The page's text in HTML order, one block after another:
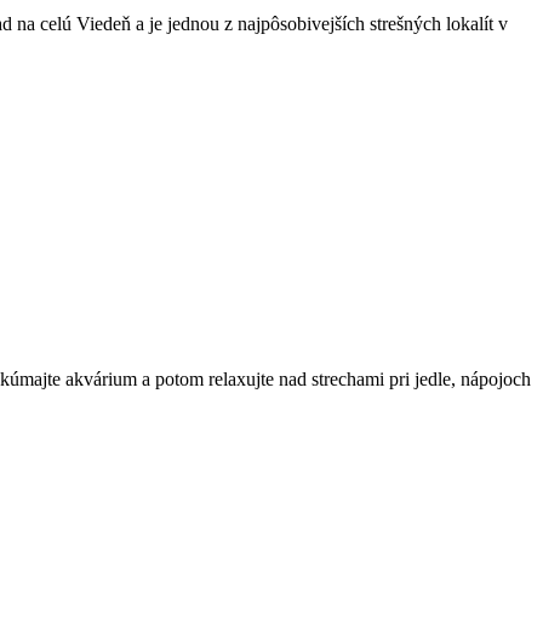
na celú Viedeň a je jednou z najpôsobivejších strešných lokalít v
akvárium a potom relaxujte nad strechami pri jedle, nápojoch